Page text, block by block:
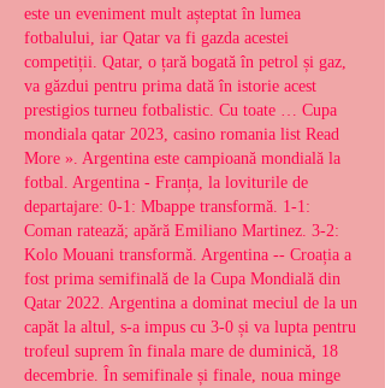
este un eveniment mult așteptat în lumea
fotbalului, iar Qatar va fi gazda acestei
competiții. Qatar, o țară bogată în petrol și gaz,
va găzdui pentru prima dată în istorie acest
prestigios turneu fotbalistic. Cu toate … Cupa
mondiala qatar 2023, casino romania list Read
More ». Argentina este campioană mondială la
fotbal. Argentina - Franța, la loviturile de
departajare: 0-1: Mbappe transformă. 1-1:
Coman ratează; apără Emiliano Martinez. 3-2:
Kolo Mouani transformă. Argentina -- Croația a
fost prima semifinală de la Cupa Mondială din
Qatar 2022. Argentina a dominat meciul de la un
capăt la altul, s-a impus cu 3-0 și va lupta pentru
trofeul suprem în finala mare de duminică, 18
decembrie. În semifinale și finale, noua minge